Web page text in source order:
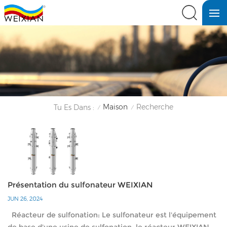
Tu Es Dans : / Maison / Recherche
Présentation du sulfonateur WEIXIAN
JUN 26, 2024
Réacteur de sulfonation: Le sulfonateur est l'équipement